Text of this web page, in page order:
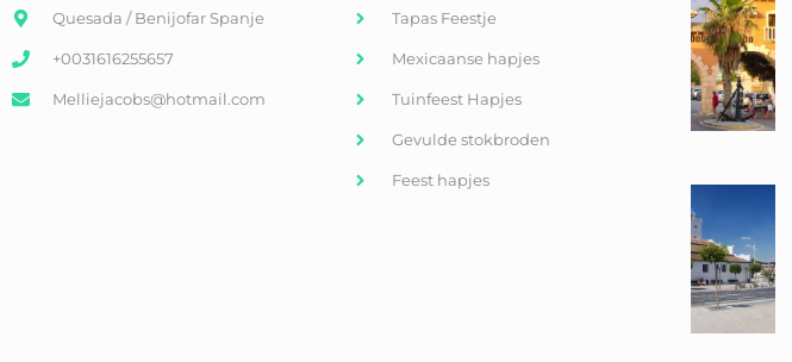
Quesada / Benijofar Spanje
+0031616255657
Melliejacobs@hotmail.com
Tapas Feestje
Mexicaanse hapjes
Tuinfeest Hapjes
Gevulde stokbroden
Feest hapjes